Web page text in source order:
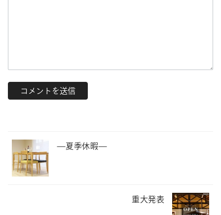
—夏季休暇—
重大発表